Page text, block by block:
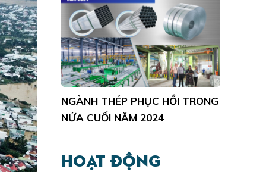
GIÁ HÔM NAY 30/9: GIÁ THÉP X
Y DỰNG TĂNG ẤN TƯỢNG
HOẠT ĐỘNG
2026
Tiệc Tất niên Công ty Ống Thép
Sài Gòn